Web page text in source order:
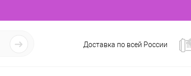
Доставка по всей России